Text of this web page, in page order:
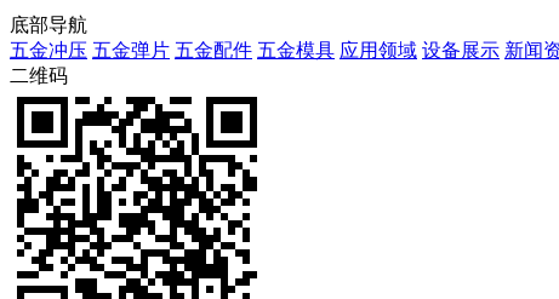
底部导航
五金冲压 五金弹片 五金配件 五金模具 应用领域 设备展示 新闻
二维码